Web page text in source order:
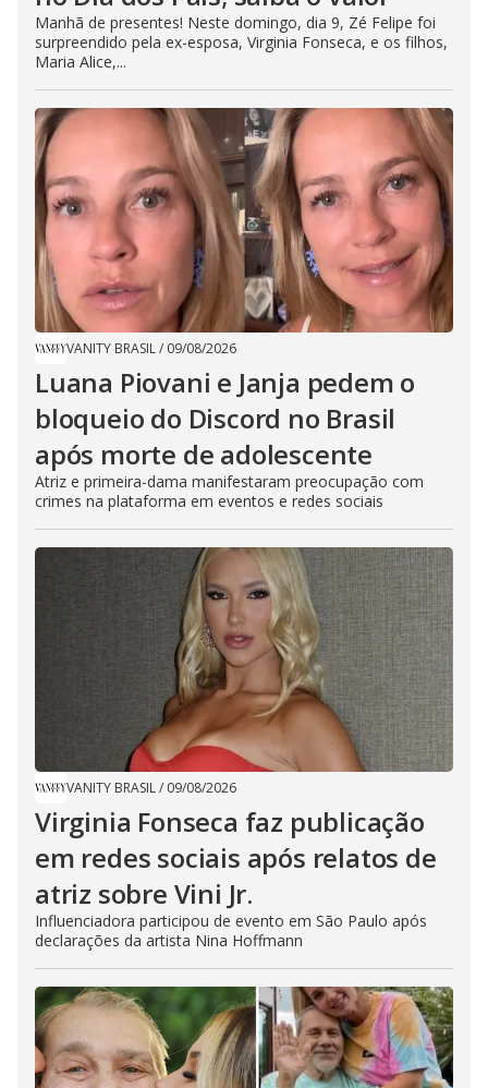
Manhã de presentes! Neste domingo, dia 9, Zé Felipe foi
surpreendido pela ex-esposa, Virginia Fonseca, e os filhos,
Maria Alice,...
VANITY BRASIL/ 09/08/2026
Luana Piovani e Janja pedem o
bloqueio do Discord no Brasil
após morte de adolescente
Atriz e primeira-dama manifestaram preocupação com
crimes na plataforma em eventos e redes sociais
VANITY BRASIL/ 09/08/2026
Virginia Fonseca faz publicação
em redes sociais após relatos de
atriz sobre Vini Jr.
Influenciadora participou de evento em São Paulo após
declarações da artista Nina Hoffmann